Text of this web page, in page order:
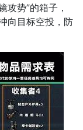
攻势”的箱子，
向目标空投，防